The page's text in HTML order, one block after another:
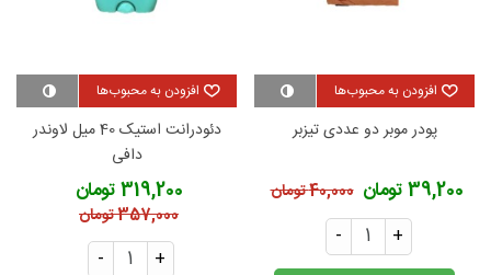
افزودن به محبوب‌ها
پودر موبر دو عددی تیزبر
39,200 تومان 40,000 تومان
- +
افزودن به محبوب‌ها
دئودرانت استیک 40 میل لاوندر
دافی
319,200 تومان
357,000 تومان
- +